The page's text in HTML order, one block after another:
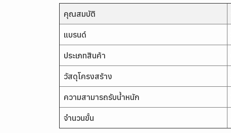
คุณสมบัติ
แบรนด์
ประเภทสินค้า
วัสดุโครงสร้าง
ความสามารถรับน้ำหนัก
จำนวนขั้น